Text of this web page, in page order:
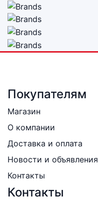
Покупателям
Магазин
О компании
Доставка и оплата
Новости и объявления
Контакты
Контакты